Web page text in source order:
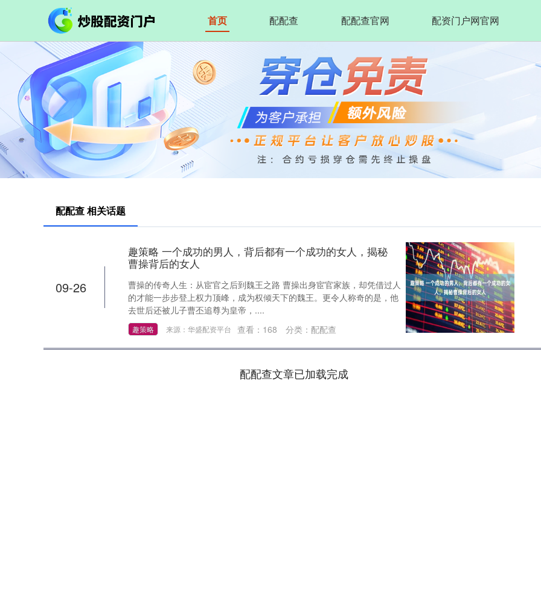
首页 配配查 配配查官网 配资门户网官网
配配查 相关话题
09-26
趣策略 一个成功的男人，背后都有一个成功的女人，揭秘
曹操背后的女人
曹操的传奇人生：从宦官之后到魏王之路 曹操出身宦官家族，却凭借过人
的才能一步步登上权力顶峰，成为权倾天下的魏王。更令人称奇的是，他
去世后还被儿子曹丕追尊为皇帝，....
趣策略 来源：华盛配资平台 查看： 168 分类： 配配查
配配查文章已加载完成